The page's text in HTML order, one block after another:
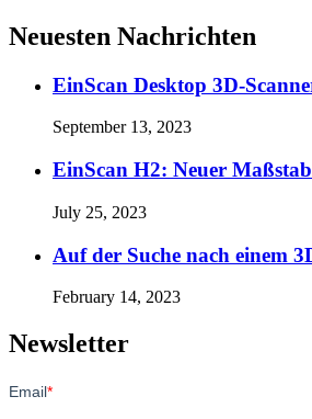
Neuesten Nachrichten
EinScan Desktop 3D-
September 13, 2023
EinScan H2: Neuer
July 25, 2023
Auf der Suche nach einem
February 14, 2023
Newsletter